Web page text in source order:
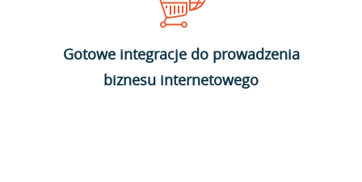
Gotowe integracje do prowadzenia
biznesu internetowego